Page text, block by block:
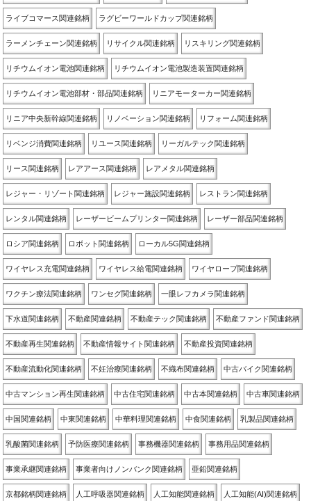
ライブコマース関連銘柄 ラグビーワールドカップ関連銘柄
ラーメンチェーン関連銘柄 リサイクル関連銘柄 リスキリング関連銘柄
リチウムイオン電池関連銘柄 リチウムイオン電池製造装置関連銘柄
リチウムイオン電池部材・部品関連銘柄 リニアモーターカー関連銘柄
リニア中央新幹線関連銘柄 リノベーション関連銘柄 リフォーム関連銘柄
リベンジ消費関連銘柄 リユース関連銘柄 リーガルテック関連銘柄
リース関連銘柄 レアアース関連銘柄 レアメタル関連銘柄
レジャー・リゾート関連銘柄 レジャー施設関連銘柄 レストラン関連銘柄
レンタル関連銘柄 レーザービームプリンター関連銘柄 レーザー部品関連銘柄
ロシア関連銘柄 ロボット関連銘柄 ローカル5G関連銘柄
ワイヤレス充電関連銘柄 ワイヤレス給電関連銘柄 ワイヤロープ関連銘柄
ワクチン療法関連銘柄 ワンセグ関連銘柄 一眼レフカメラ関連銘柄
下水道関連銘柄 不動産関連銘柄 不動産テック関連銘柄 不動産ファンド関連銘柄
不動産再生関連銘柄 不動産情報サイト関連銘柄 不動産投資関連銘柄
不動産流動化関連銘柄 不妊治療関連銘柄 不織布関連銘柄 中古バイク関連銘柄
中古マンション再生関連銘柄 中古住宅関連銘柄 中古本関連銘柄 中古車関連銘柄
中国関連銘柄 中東関連銘柄 中華料理関連銘柄 中食関連銘柄 乳製品関連銘柄
乳酸菌関連銘柄 予防医療関連銘柄 事務機器関連銘柄 事務用品関連銘柄
事業承継関連銘柄 事業者向けノンバンク関連銘柄 亜鉛関連銘柄
京都銘柄関連銘柄 人工呼吸器関連銘柄 人工知能関連銘柄 人工知能(AI)関連銘柄